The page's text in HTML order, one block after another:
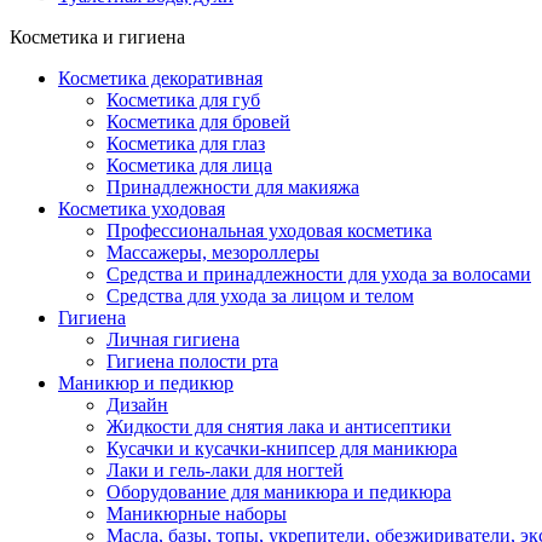
Косметика и гигиена
Косметика декоративная
Косметика для губ
Косметика для бровей
Косметика для глаз
Косметика для лица
Принадлежности для макияжа
Косметика уходовая
Профессиональная уходовая косметика
Массажеры, мезороллеры
Средства и принадлежности для ухода за волосами
Средства для ухода за лицом и телом
Гигиена
Личная гигиена
Гигиена полости рта
Маникюр и педикюр
Дизайн
Жидкости для снятия лака и антисептики
Кусачки и кусачки-книпсер для маникюра
Лаки и гель-лаки для ногтей
Оборудование для маникюра и педикюра
Маникюрные наборы
Масла, базы, топы, укрепители, обезжириватели,